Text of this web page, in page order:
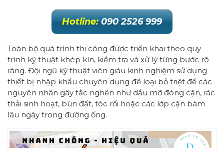
Hotline: 090 2526 999
Toàn bộ quá trình thi công được triển khai theo quy
trình kỹ thuật khép kín, kiểm tra và xử lý từng bước rõ
ràng. Đội ngũ kỹ thuật viên giàu kinh nghiệm sử dụng
thiết bị nhập khẩu chuyên dụng để loại bỏ triệt để các
nguyên nhân gây tắc nghẽn như dầu mỡ đóng cặn, rác
thải sinh hoạt, bùn đất, tóc rối hoặc các lớp cặn bám
lâu ngày trong đường ống.